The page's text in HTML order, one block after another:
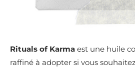
Rituals of Karma est une huile
raffiné à adopter si vous